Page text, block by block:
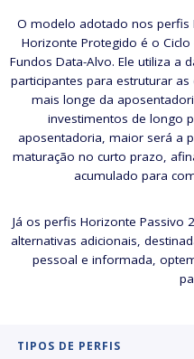
O modelo adotado nos perfis
Horizonte Protegido é o
Fundos Data-Alvo. Ele utiliza a
participantes para estruturar
mais longe da
investimentos de longo
aposentadoria, maior será a
maturação no curto prazo,
acumulado para
Já os perfis Horizonte Passivo
alternativas adicionais,
pessoal e informada,
TIPOS DE PERFIS